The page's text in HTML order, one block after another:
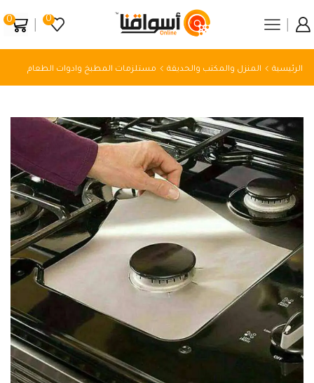
0
0
الرئيسية المنزل والمكتب والحديقة مستلزمات المطبخ وادوات الطعام